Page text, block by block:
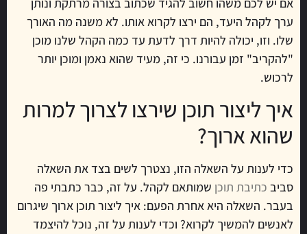
ערך לקהל היעד, הם ירצו לקרוא אותו. לא משנה מה האורך
שלו. וזו, יכולה להיות דרך לדעת עד כמה הקהל שלנו מוכן
"להקריב" זמן עבורנו. כי זה, מעיד שהוא נאמן ומוכן יותר
לרכוש.
איך ליצור תוכן שירצו לצרוך למרות
שהוא ארוך?
כדי לענות על השאלה הזו, נצטרך לשים בצד את השאלה
סביב כתיבת תוכן שמותאם לקהל. על זה, כבר כתבתי פה
בעבר. השאלה היא אחרת הפעם: איך ליצור תוכן ארוך שיגרום
לאנשים להמשיך לקרוא? וכדי לענות על זה, נוכל להיצמד